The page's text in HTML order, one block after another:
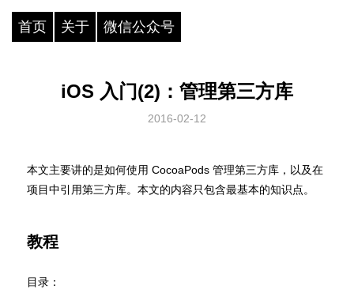
首页 关于 微信公众号
iOS 入门(2)：管理第三方库
2016-02-12
本文主要讲的是如何使用 CocoaPods 管理第三方库，以及在
项目中引用第三方库。本文的内容只包含最基本的知识点。
教程
目录：